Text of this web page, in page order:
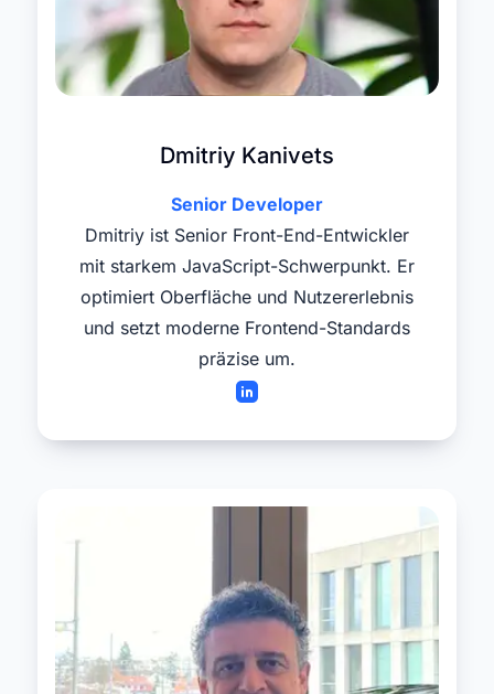
Dmitriy Kanivets
Senior Developer
Dmitriy ist Senior Front-End-Entwickler
mit starkem JavaScript-Schwerpunkt. Er
optimiert Oberfläche und Nutzererlebnis
und setzt moderne Frontend-Standards
präzise um.